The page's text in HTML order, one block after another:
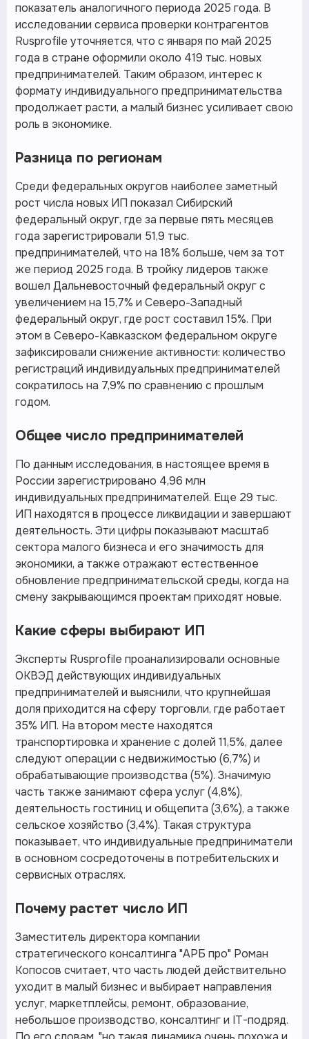
показатель аналогичного периода 2025 года. В
исследовании сервиса проверки контрагентов
Rusprofile уточняется, что с января по май 2025
года в стране оформили около 419 тыс. новых
предпринимателей. Таким образом, интерес к
формату индивидуального предпринимательства
продолжает расти, а малый бизнес усиливает свою
роль в экономике.
Разница по регионам
Среди федеральных округов наиболее заметный
рост числа новых ИП показал Сибирский
федеральный округ, где за первые пять месяцев
года зарегистрировали 51,9 тыс.
предпринимателей, что на 18% больше, чем за тот
же период 2025 года. В тройку лидеров также
вошел Дальневосточный федеральный округ с
увеличением на 15,7% и Северо-Западный
федеральный округ, где рост составил 15%. При
этом в Северо-Кавказском федеральном округе
зафиксировали снижение активности: количество
регистраций индивидуальных предпринимателей
сократилось на 7,9% по сравнению с прошлым
годом.
Общее число предпринимателей
По данным исследования, в настоящее время в
России зарегистрировано 4,96 млн
индивидуальных предпринимателей. Еще 29 тыс.
ИП находятся в процессе ликвидации и завершают
деятельность. Эти цифры показывают масштаб
сектора малого бизнеса и его значимость для
экономики, а также отражают естественное
обновление предпринимательской среды, когда на
смену закрывающимся проектам приходят новые.
Какие сферы выбирают ИП
Эксперты Rusprofile проанализировали основные
ОКВЭД действующих индивидуальных
предпринимателей и выяснили, что крупнейшая
доля приходится на сферу торговли, где работает
35% ИП. На втором месте находятся
транспортировка и хранение с долей 11,5%, далее
следуют операции с недвижимостью (6,7%) и
обрабатывающие производства (5%). Значимую
часть также занимают сфера услуг (4,8%),
деятельность гостиниц и общепита (3,6%), а также
сельское хозяйство (3,4%). Такая структура
показывает, что индивидуальные предприниматели
в основном сосредоточены в потребительских и
сервисных отраслях.
Почему растет число ИП
Заместитель директора компании
стратегического консалтинга "АРБ про" Роман
Копосов считает, что часть людей действительно
уходит в малый бизнес и выбирает направления
услуг, маркетплейсы, ремонт, образование,
небольшое производство, консалтинг и IT-подряд.